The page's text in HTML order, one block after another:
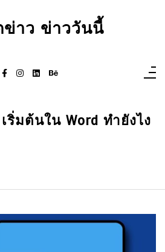
ข่าว ข่าววันนี้
ริ่มต้นใน Word ทำยังไง